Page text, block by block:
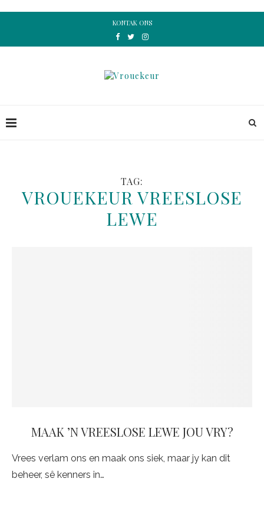
KONTAK ONS
TAG:
VROUEKEUR VREESLOSE
LEWE
MAAK ’N VREESLOSE LEWE JOU VRY?
Vrees verlam ons en maak ons siek, maar jy kan dit
beheer, sê kenners in…